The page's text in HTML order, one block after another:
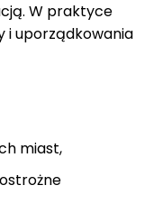
W praktyce
i uporządkowania
miast,